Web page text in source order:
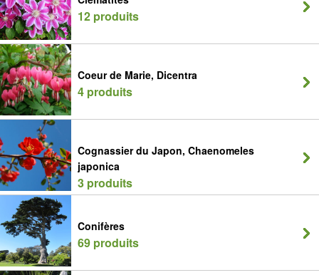
12 produits
Coeur de Marie, Dicentra
4 produits
Cognassier du Japon, Chaenomeles
japonica
3 produits
Conifères
69 produits